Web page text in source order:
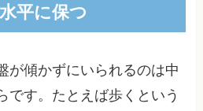
平に保つ
が傾かずにいられるのは中
です。たとえば歩くという